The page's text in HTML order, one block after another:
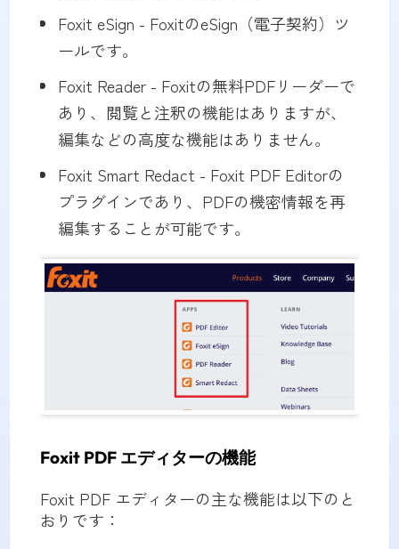
Foxit eSign - FoxitのeSign（電子契約）ツ
ールです。
Foxit Reader - Foxitの無料PDFリーダーで
あり、閲覧と注釈の機能はありますが、
編集などの高度な機能はありません。
Foxit Smart Redact - Foxit PDF Editorの
プラグインであり、PDFの機密情報を再
編集することが可能です。
Foxit PDF エディターの機能
Foxit PDF エディターの主な機能は以下のと
おりです：